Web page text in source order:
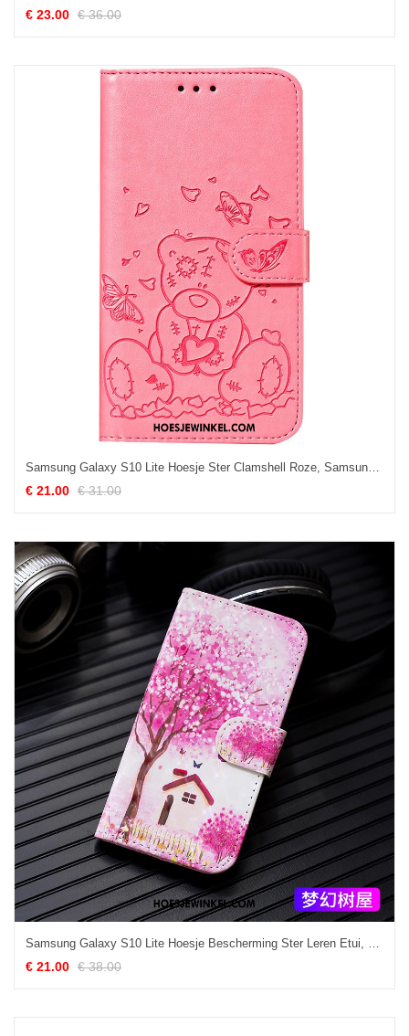
€ 23.00 € 36.00
Samsung Galaxy S10 Lite Hoesje Ster Clamshell Roze, Samsung Galaxy S10 Lite Hoesje Spotprent Leren Etui
€ 21.00 € 31.00
Samsung Galaxy S10 Lite Hoesje Bescherming Ster Leren Etui, Samsung Galaxy S10 Lite Hoesje Anti-fall Roze
€ 21.00 € 38.00